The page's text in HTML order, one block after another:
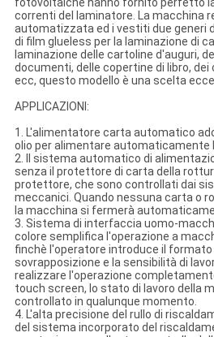
fotovoltaiche hanno fornito perfetto
correnti del laminatore. La macchina
automatizzata ed i vestiti due generi
di film glueless per la laminazione di
laminazione delle cartoline d'auguri,
documenti, delle copertine di libro,
ecc, questo modello è una scelta
APPLICAZIONI:
1. L'alimentatore carta automatico
olio per alimentare automaticamente
2. Il sistema automatico di
senza il protettore di carta della
protettore, che sono controllati dai
meccanici. Quando nessuna carta o
la macchina si fermerà
3. Sistema di interfaccia uomo-
colore semplifica l'operazione a
finchè l'operatore introduce il
sovrapposizione e la sensibilità di
realizzare l'operazione
touch screen, lo stato di lavoro della
controllato in qualunque momento.
4. L'alta precisione del rullo di
del sistema incorporato del